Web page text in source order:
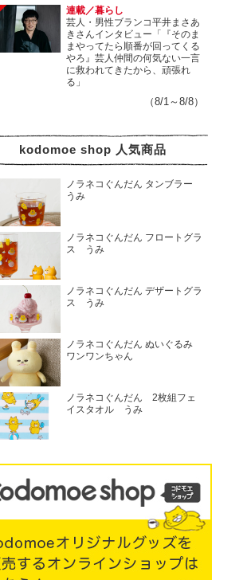
連載／暮らし
芸人・男性ブランコ平井まさあ
きさんインタビュー「『そのま
まやってたら順番が回ってくる
やろ』芸人仲間の何気ない一言
に救われてきたから、頑張れ
る」
（8/1～8/8）
kodomoe shop 人気商品
ノラネコぐんだん タンブラー
うみ
ノラネコぐんだん フロートグラ
ス うみ
ノラネコぐんだん デザートグラ
ス うみ
ノラネコぐんだん ぬいぐるみ
ワンワンちゃん
ノラネコぐんだん 2枚組フェ
イスタオル うみ